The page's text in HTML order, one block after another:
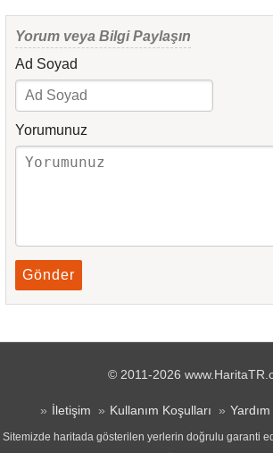
Yorum veya Bilgi Paylaşın
Ad Soyad
Yorumunuz
Gönder
© 2011-2026
İletişim Kullanım Koşulları Yardım
Sitemizde haritada gösterilen yerlerin doğrulu garanti